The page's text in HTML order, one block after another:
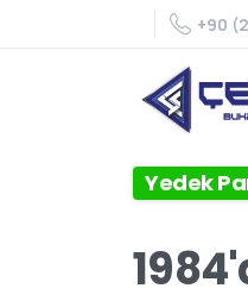
+90
Yedek